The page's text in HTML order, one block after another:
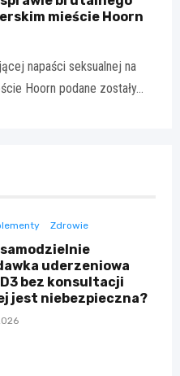
mieście Hoorn
napaści seksualnej na
Hoorn podane zostały…
Zdrowie
uderzeniowa
bez konsultacji
jest niebezpieczna?